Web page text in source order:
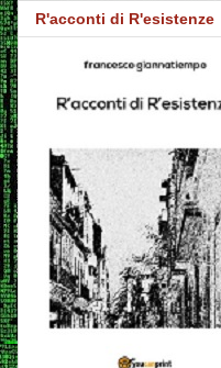
R'acconti di R'esistenze